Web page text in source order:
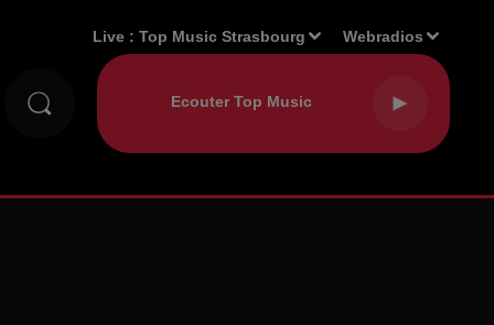
Live :Top Music Strasbourg Webradios